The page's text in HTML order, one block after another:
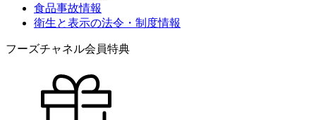
食品事故情報
衛生と表示の法令・制度情報
フーズチャネル会員特典